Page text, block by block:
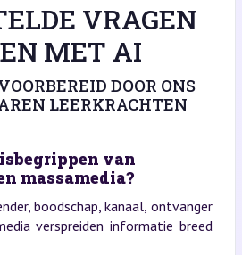
VRAGEN
MET AI
DOOR ONS
LEERKRACHTEN
van
massamedia?
boodschap, kanaal, ontvanger
verspreiden informatie breed